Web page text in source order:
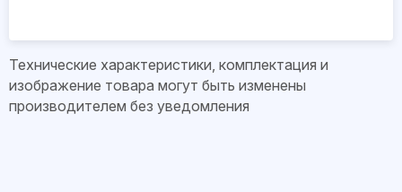
Технические характеристики, комплектация и
изображение товара могут быть изменены
производителем без уведомления